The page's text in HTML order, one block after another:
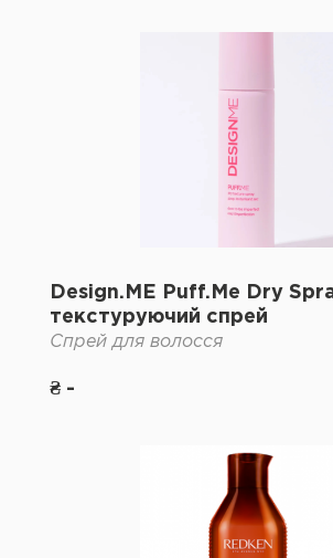
Design.ME Puff.Me Dry
текстуруючий спрей
Спрей для волосся
₴ -